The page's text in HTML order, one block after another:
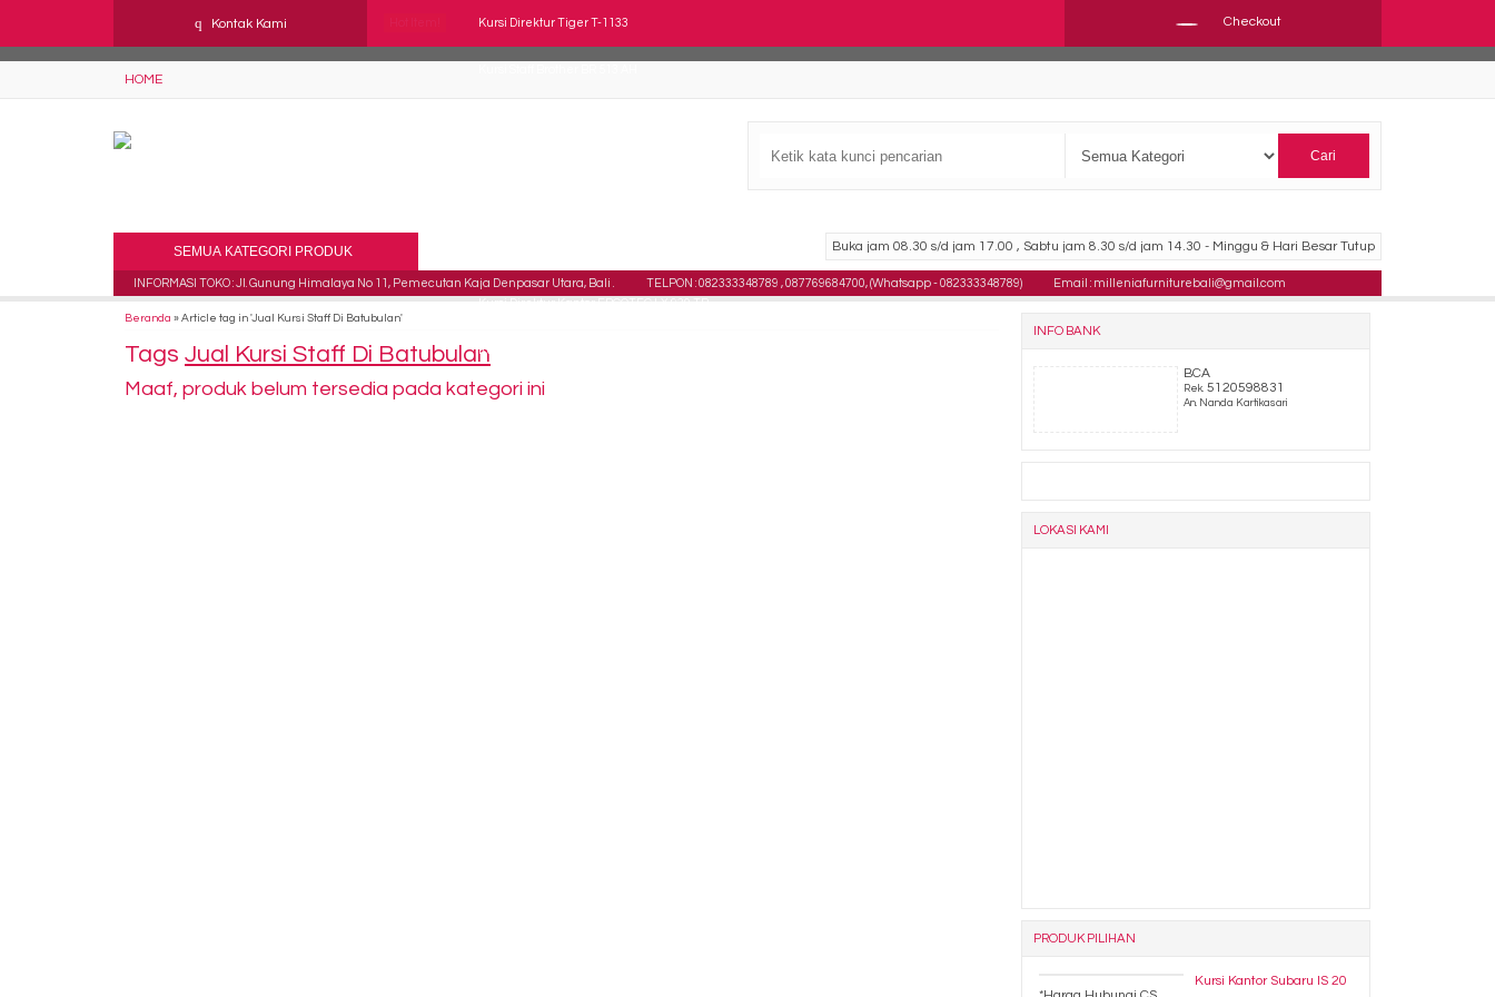
q Kontak Kami Kursi Direktur Tiger T-1133
Kursi Manager Brother BR 205 AH
Checkout
HOME
Cari
Buka jam 08.30 s/d jam 17.00 , Sabtu jam 8.30 s/d jam 14.30 - Minggu & Hari Besar Tutup
SEMUA KATEGORI PRODUK
INFORMASI TOKO : Jl. Gunung Himalaya No 11, Pemecutan Kaja Denpasar Utara, Bali . TELPON : 082333348789 , 087769684700, (Whatsapp - 082333348789) Email : milleniafurniturebali@gmail.com
Beranda » Article tag in 'Jual Kursi Staff Di Batubulan'
Tags Jual Kursi Staff Di Batubulan
Maaf, produk belum tersedia pada kategori ini
INFO BANK
BCA
Rek. 5120598831
An. Nanda Kartikasari
LOKASI KAMI
PRODUK PILIHAN
Kursi Kantor Subaru IS 20